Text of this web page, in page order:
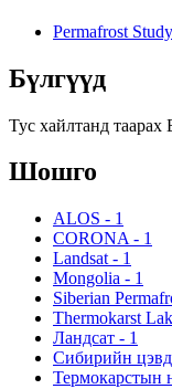
Permafrost Study
Бүлгүүд
Тус хайлтанд таарах
Шошго
ALOS - 1
CORONA - 1
Landsat - 1
Mongolia - 1
Siberian
Thermokarst
Ландсат - 1
Сибирийн
Термокарстын